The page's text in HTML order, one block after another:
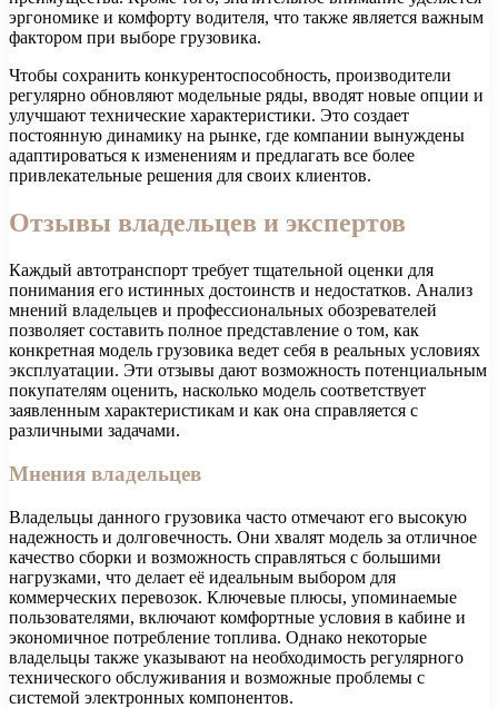
эргономике и комфорту водителя, что также является важным
фактором при выборе грузовика.
Чтобы сохранить конкурентоспособность, производители
регулярно обновляют модельные ряды, вводят новые опции и
улучшают технические характеристики. Это создает
постоянную динамику на рынке, где компании вынуждены
адаптироваться к изменениям и предлагать все более
привлекательные решения для своих клиентов.
Отзывы владельцев и экспертов
Каждый автотранспорт требует тщательной оценки для
понимания его истинных достоинств и недостатков. Анализ
мнений владельцев и профессиональных обозревателей
позволяет составить полное представление о том, как
конкретная модель грузовика ведет себя в реальных условиях
эксплуатации. Эти отзывы дают возможность потенциальным
покупателям оценить, насколько модель соответствует
заявленным характеристикам и как она справляется с
различными задачами.
Мнения владельцев
Владельцы данного грузовика часто отмечают его высокую
надежность и долговечность. Они хвалят модель за отличное
качество сборки и возможность справляться с большими
нагрузками, что делает её идеальным выбором для
коммерческих перевозок. Ключевые плюсы, упоминаемые
пользователями, включают комфортные условия в кабине и
экономичное потребление топлива. Однако некоторые
владельцы также указывают на необходимость регулярного
технического обслуживания и возможные проблемы с
системой электронных компонентов.